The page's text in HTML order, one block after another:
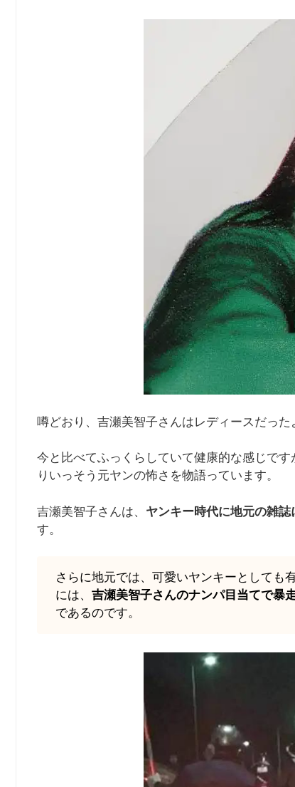
噂どおり、吉瀬美智子さんはレディースだった
今と比べてふっくらしていて健康的な感じで
りいっそう元ヤンの怖さを物語っています。
吉瀬美智子さんは、 ヤンキー時代に地元の雑
す。
さらに地元では、可愛いヤンキーとしても
には、 吉瀬美智子さんのナンパ目当てで暴
であるのです。